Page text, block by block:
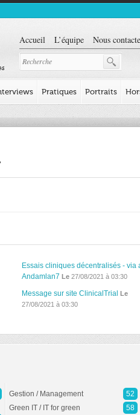
Accueil L’équipe Nous
Pratiques Portraits
Essais cliniques décentralisés - via
Andamlan7 Le27/08/2021 à 03:30
Message sur site ClinicalTrial Le
27/08/2021 à 03:30
Gestion / Management
52
Green IT / IT for green
58